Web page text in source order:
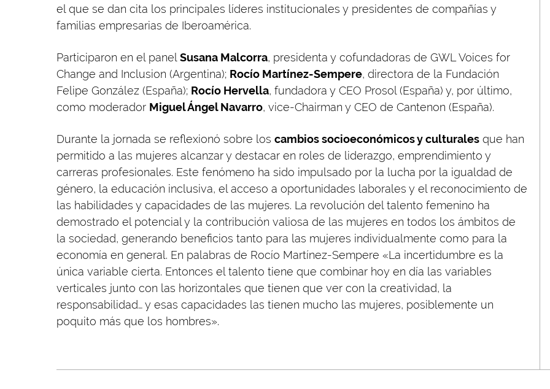
el que se dan cita los principales líderes institucionales y presidentes de compañías y
familias empresarias de Iberoamérica.
Participaron en el panelSusana Malcorra, presidenta y cofundadoras de GWL Voices for
Change and Inclusion (Argentina); Rocío Martínez-Sempere, directora de la Fundación
Felipe González (España); Rocío Hervella, fundadora y CEO Prosol (España) y, por último,
como moderador Miguel Ángel Navarro, vice-Chairman y CEO de Cantenon (España).
Durante la jornada se reflexionó sobre los cambios socioeconómicos y culturales que han
permitido a las mujeres alcanzar y destacar en roles de liderazgo, emprendimiento y
carreras profesionales. Este fenómeno ha sido impulsado por la lucha por la igualdad de
género, la educación inclusiva, el acceso a oportunidades laborales y el reconocimiento de
las habilidades y capacidades de las mujeres. La revolución del talento femenino ha
demostrado el potencial y la contribución valiosa de las mujeres en todos los ámbitos de
la sociedad, generando beneficios tanto para las mujeres individualmente como para la
economía en general. En palabras de Rocío Martínez-Sempere «La incertidumbre es la
única variable cierta. Entonces el talento tiene que combinar hoy en día las variables
verticales junto con las horizontales que tienen que ver con la creatividad, la
responsabilidad… y esas capacidades las tienen mucho las mujeres, posiblemente un
poquito más que los hombres».